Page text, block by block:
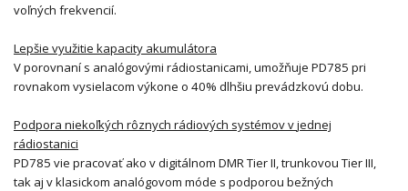
voľných frekvencií.
Lepšie využitie kapacity akumulátora
V porovnaní s analógovými rádiostanicami, umožňuje PD785 pri
rovnakom vysielacom výkone o 40% dlhšiu prevádzkovú dobu.
Podpora niekoľkých rôznych rádiových systémov vjednej
rádiostanici
PD785 vie pracovať ako v digitálnom DMR Tier II, trunkovou Tier III,
tak aj v klasickom analógovom móde s podporou bežných